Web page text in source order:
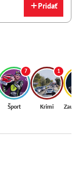
Pridať
7
Šport
1
Krimi